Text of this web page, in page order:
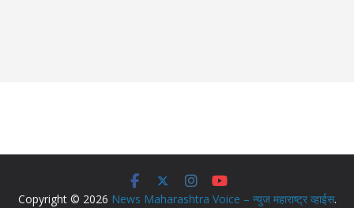
Copyright © 2026 News Maharashtra Voice – न्युज महाराष्ट्र व्हाईस.